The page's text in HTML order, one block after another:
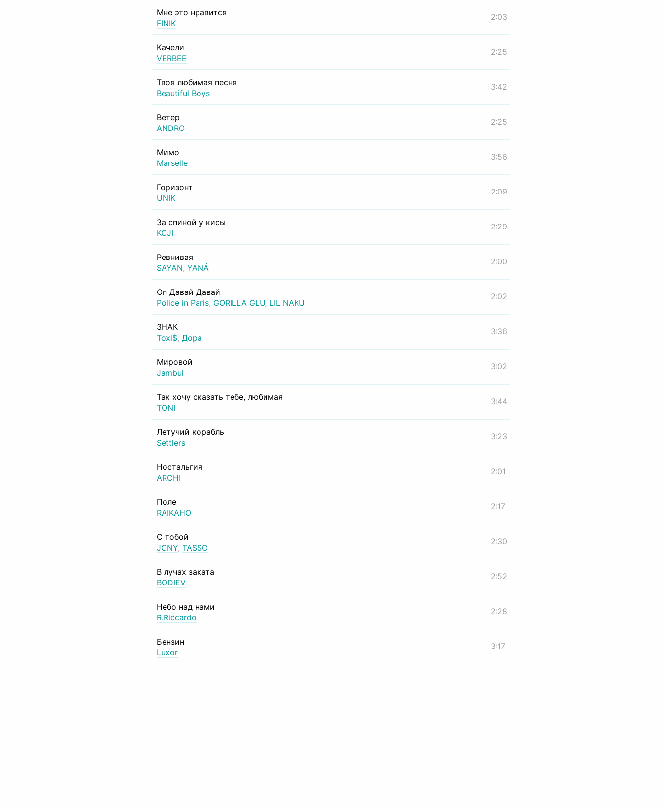
Мне это нравится
FINIK
2:03
Качели
VERBEE
2:25
Твоя любимая песня
Beautiful Boys
3:42
Ветер
ANDRO
2:25
Мимо
Marselle
3:56
Горизонт
UNIK
2:09
За спиной у кисы
KOJI
2:29
Ревнивая
SAYAN, YANÁ
2:00
Оп Давай Давай
Police in Paris, GORILLA GLU, LIL NAKU
2:02
ЗНАК
Toxi$, Дора
3:36
Мировой
Jambul
3:02
Так хочу сказать тебе, любимая
TONI
3:44
Летучий корабль
Settlers
3:23
Ностальгия
ARCHI
2:01
Поле
RAIKAHO
2:17
С тобой
JONY, TASSO
2:30
В лучах заката
BODIEV
2:52
Небо над нами
R.Riccardo
2:28
Бензин
Luxor
3:17